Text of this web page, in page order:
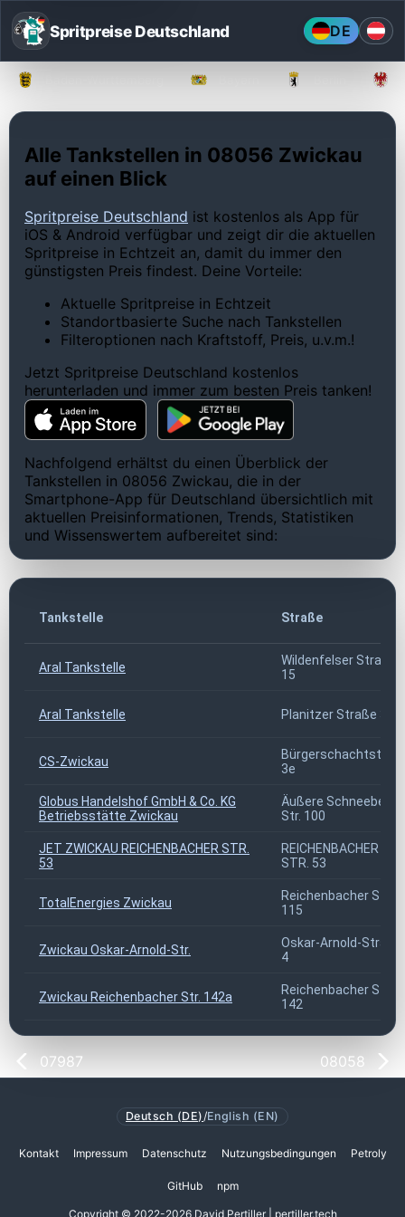
Spritpreise Deutschland DE
Alle Tankstellen in 08056 Zwickau
auf einen Blick
Spritpreise Deutschland ist kostenlos als App für
iOS & Android verfügbar und zeigt dir die aktuellen
Spritpreise in Echtzeit an, damit du immer den
günstigsten Preis findest. Deine Vorteile:
Aktuelle Spritpreise in Echtzeit
Standortbasierte Suche nach Tankstellen
Filteroptionen nach Kraftstoff, Preis, u.v.m.!
Jetzt Spritpreise Deutschland kostenlos
herunterladen und immer zum besten Preis tanken!
Nachfolgend erhältst du einen Überblick der
Tankstellen in 08056 Zwickau, die in der
Smartphone-App für Deutschland übersichtlich mit
aktuellen Preisinformationen, Trends, Statistiken
und Wissenswertem aufbereitet sind:
Tankstelle Straße
Aral Tankstelle
Wildenfelser Straße
15
Aral Tankstelle Planitzer Straße 3-5
CS-Zwickau
3e
Globus Handelshof GmbH & Co. KG
Betriebsstätte Zwickau
Äußere
Str. 100
JET ZWICKAU REICHENBACHER STR.
53
REICHENBACHER
STR. 53
TotalEnergies Zwickau
Reichenbacher Str.
115
Zwickau Oskar-Arnold-Str.
Oskar-Arnold-Straße
4
Zwickau Reichenbacher Str. 142a
Reichenbacher Str. a
142
07987 08058
Deutsch (DE) /English (EN)
Kontakt Impressum Datenschutz Nutzungsbedingungen Petroly
GitHub npm
Copyright © 2022-2026 David Pertiller | pertiller.tech